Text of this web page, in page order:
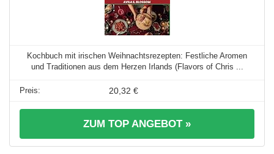
Kochbuch mit irischen Weihnachtsrezepten: Festliche Aromen
und Traditionen aus dem Herzen Irlands (Flavors of Chris ...
20,32 €
ZUM TOP ANGEBOT »